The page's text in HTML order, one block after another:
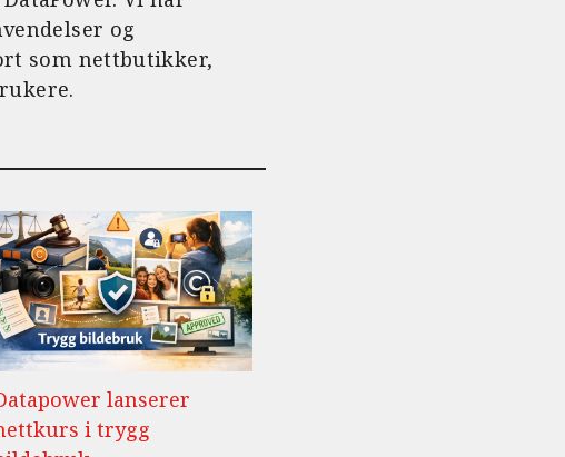
og
som nettbutikker,
lanserer
i trygg